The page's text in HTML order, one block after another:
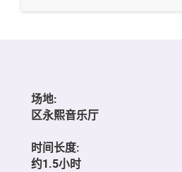
场地:
区永熙音乐厅
时间长度:
约1.5小时